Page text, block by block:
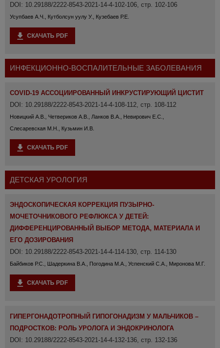
DOI: 10.29188/2222-8543-2021-14-4-102-106, стр. 102-106
Усупбаев А.Ч., Кутболсун уулу У., Кузебаев Р.Е.
СКАЧАТЬ PDF
ИНФЕКЦИОННО-ВОСПАЛИТЕЛЬНЫЕ ЗАБОЛЕВАНИЯ
COVID-19 АССОЦИИРОВАННЫЙ ИНКРУСТИРУЮЩИЙ ЦИСТИТ
DOI: 10.29188/2222-8543-2021-14-4-108-112, стр. 108-112
Новицкий А.В., Четвериков А.В., Ланков В.А., Невирович Е.С.,
Слесаревская М.Н., Кузьмин И.В.
СКАЧАТЬ PDF
ДЕТСКАЯ УРОЛОГИЯ
ЭНДОСКОПИЧЕСКАЯ КОРРЕКЦИЯ ПУЗЫРНО-
МОЧЕТОЧНИКОВОГО РЕФЛЮКСА У ДЕТЕЙ:
ДИФФЕРЕНЦИРОВАННЫЙ ВЫБОР МЕТОДА, МАТЕРИАЛА И
ЕГО ДОЗИРОВАНИЯ
DOI: 10.29188/2222-8543-2021-14-4-114-130, стр. 114-130
Байбиков Р.С., Шадеркина В.А., Погодина М.А., Успенский С.А., Миронова М.Г.
СКАЧАТЬ PDF
ГИПЕРГОНАДОТРОПНЫЙ ГИПОГОНАДИЗМ У МАЛЬЧИКОВ –
ПОДРОСТКОВ: РОЛЬ УРОЛОГА И ЭНДОКРИНОЛОГА
DOI: 10.29188/2222-8543-2021-14-4-132-136, стр. 132-136